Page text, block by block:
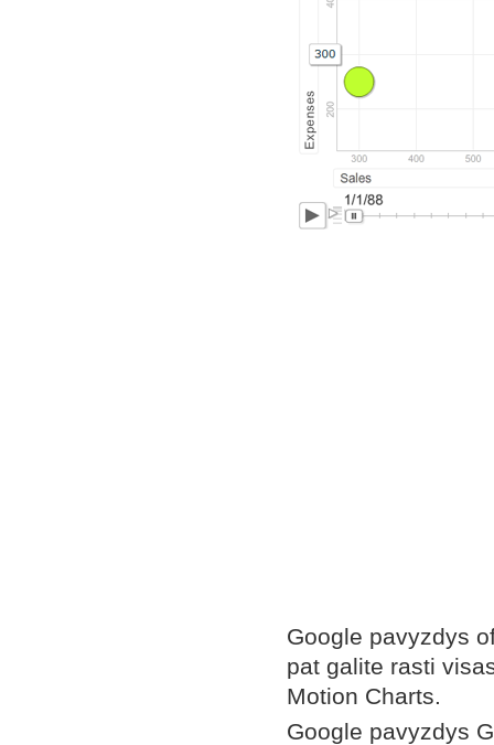
Google pavyzdys
pat galite rasti
Motion Charts.
Google pavyzdys